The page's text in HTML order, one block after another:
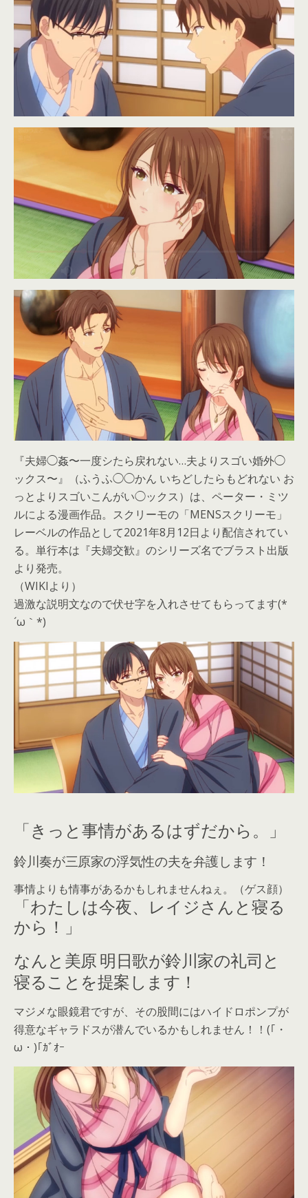
『夫婦◯姦〜一度シたら戻れない…夫よりスゴい婚外◯
ックス〜』（ふうふ◯◯かん いちどしたらもどれない お
っとよりスゴいこんがい◯ックス）は、ペーター・ミツ
ルによる漫画作品。スクリーモの「MENSスクリーモ」
レーベルの作品として2021年8月12日より配信されてい
る。単行本は『夫婦交歓』のシリーズ名でブラスト出版
より発売。
（WIKIより）
過激な説明文なので伏せ字を入れさせてもらってます(*
´ω｀*)
「きっと事情があるはずだから。」
鈴川奏が三原家の浮気性の夫を弁護します！
事情よりも情事があるかもしれませんねぇ。（ゲス顔）
「わたしは今夜、レイジさんと寝る
から！」
なんと美原 明日歌が鈴川家の礼司と
寝ることを提案します！
マジメな眼鏡君ですが、その股間にはハイドロポンプが
得意なギャラドスが潜んでいるかもしれません！！(｢・
ω・)｢ｶﾞｵｰ